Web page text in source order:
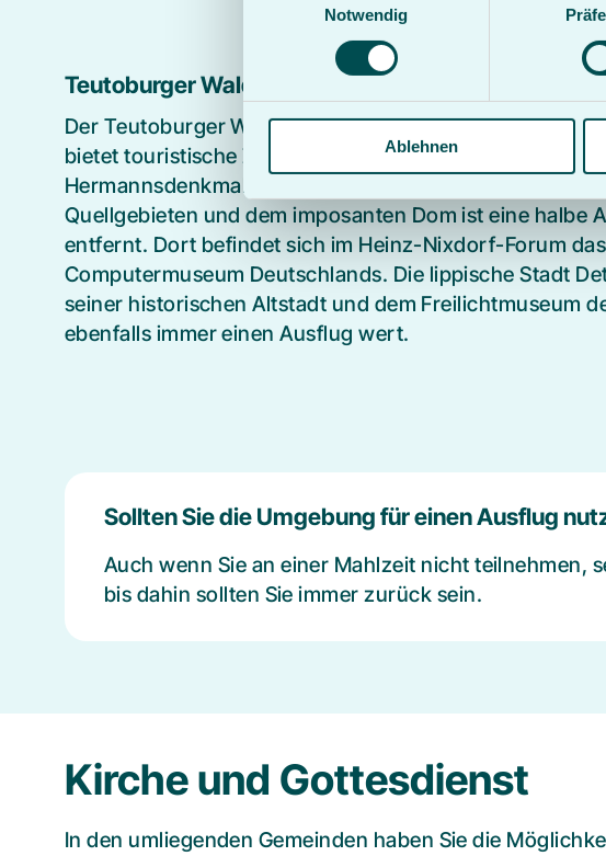
Notwendig
Ablehnen
Teutoburger Wald
Der Teutoburger Wald, der an sich schon eine
bietet touristische Ziele wie die Externsteine, die
Hermannsdenkmal. Paderborn mit seinen
Quellgebieten und dem imposanten Dom ist eine halbe
entfernt. Dort befindet sich im Heinz-Nixdorf-Forum
Computermuseum Deutschlands. Die lippische Stadt
seiner historischen Altstadt und dem Freilichtmuseum
ebenfalls immer einen Ausflug wert.
Sollten Sie die Umgebung für einen Ausflug
Auch wenn Sie an einer Mahlzeit nicht teilnehmen,
bis dahin sollten Sie immer zurück sein.
Kirche und Gottesdienst
In den umliegenden Gemeinden haben Sie die